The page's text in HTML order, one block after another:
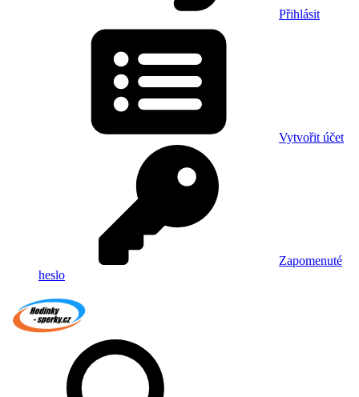
Přihlásit
Vytvořit účet
Zapomenuté
heslo